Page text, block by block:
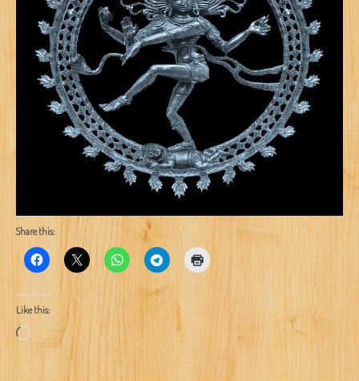
Share this:
Like this:
Loading…